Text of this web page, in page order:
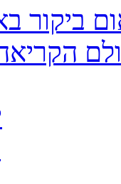
ביקור